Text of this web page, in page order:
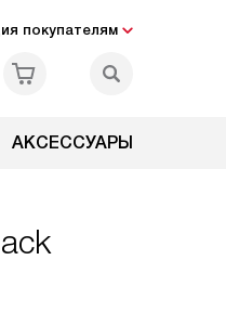
покупателям
АКСЕССУАРЫ